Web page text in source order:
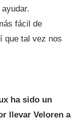
fácil de
que tal vez nos
ha sido un
llevar Veloren a